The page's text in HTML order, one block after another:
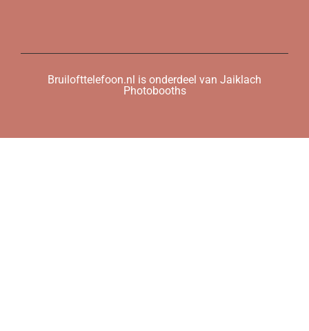
Bruilofttelefoon.nl is onderdeel van Jaiklach
Photobooths